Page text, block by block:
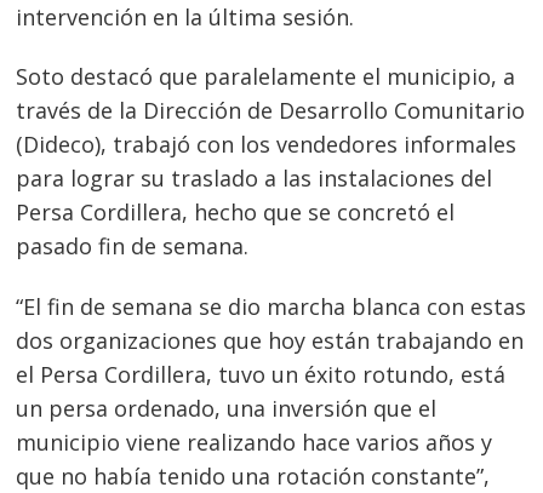
intervención en la última sesión.
Soto destacó que paralelamente el municipio, a
través de la Dirección de Desarrollo Comunitario
(Dideco), trabajó con los vendedores informales
para lograr su traslado a las instalaciones del
Persa Cordillera, hecho que se concretó el
pasado fin de semana.
“El fin de semana se dio marcha blanca con estas
dos organizaciones que hoy están trabajando en
el Persa Cordillera, tuvo un éxito rotundo, está
un persa ordenado, una inversión que el
municipio viene realizando hace varios años y
que no había tenido una rotación constante”,